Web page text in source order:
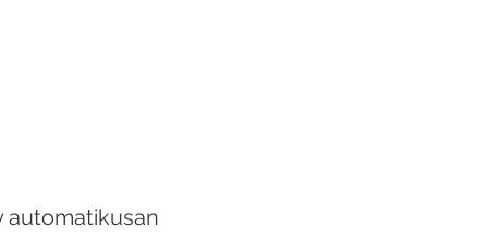
automatikusan